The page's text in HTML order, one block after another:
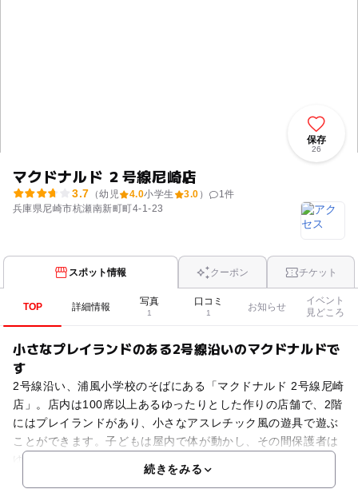
マクドナルド ２号線尼崎店
3.7 （幼児 4.0小学生 3.0 ） 1件
兵庫県尼崎市杭瀬南新町町4-1-23
保存
26
スポット情報 クーポン チケット
TOP 詳細情報 写真
1
口コミ
1
お知らせ
イベント
見どころ
小さなプレイランドのある2号線沿いのマクドナルドで
す
2号線沿い、浦風小学校のそばにある「マクドナルド 2号線尼崎
店」。店内は100席以上あるゆったりとした作りの店舗で、2階
にはプレイランドがあり、小さなアスレチック風の遊具で遊ぶ
ことができます。子どもは屋内で体が動かし、その間保護者は
続きをみる